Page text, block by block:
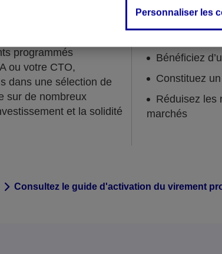
programmés
ou votre CTO,
dans une sélection de
sur de nombreux
et la solidité
Grâce à cette
Bénéficiez
Constituez
Réduisez les
marchés
Consultez le guide d'activation du virement
Personnaliser les